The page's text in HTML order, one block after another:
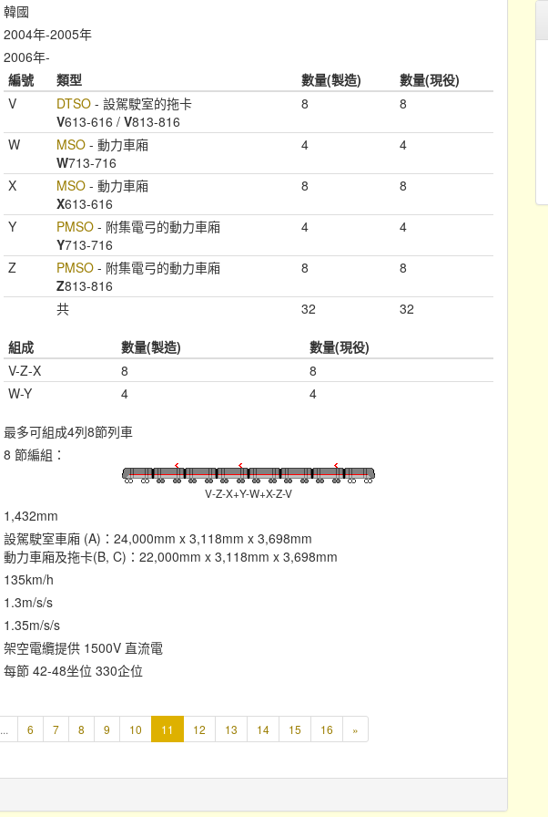
韓國
2004年-2005年
2006年-
編號 類型 數量(製造)
數量(現役)
V
DTSO - 設駕駛室的拖卡
V613-616 / V813-816
8 8
W MSO - 動力車廂
W713-716
4 4
X MSO - 動力車廂
X613-616
8 8
Y PMSO - 附集電弓的動力車廂
Y713-716
4 4
Z PMSO - 附集電弓的動力車廂
Z813-816
8 8
共 32 32
組成 數量(製造)
數量(現役)
V-Z-X
8
8
W-Y
4 4
最多可組成4列8節列車
8 節編組：
V-Z-X+Y-W+X-Z-V
1,432mm
設駕駛室車廂 (A)：24,000mm x 3,118mm x 3,698mm
動力車廂及拖卡(B, C)：22,000mm x 3,118mm x 3,698mm
135km/h
1.3m/s/s
1.35m/s/s
架空電纜提供 1500V 直流電
每節 42-48坐位 330企位
... 6 7 8 9 10 11
頁
12 13 14 15 16 »